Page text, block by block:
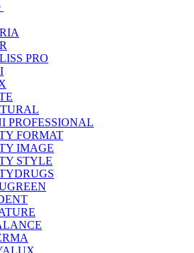
PRO
PROFESSIONAL
FORMAT
IMAGE
STYLE